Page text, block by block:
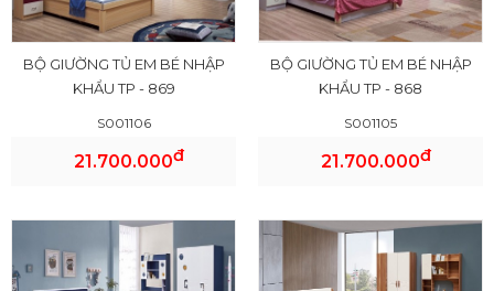
BỘ GIƯỜNG TỦ EM BÉ NHẬP
KHẨU TP - 869
S001106
21.700.000đ
BỘ GIƯỜNG TỦ EM BÉ NHẬP
KHẨU TP - 868
S001105
21.700.000đ